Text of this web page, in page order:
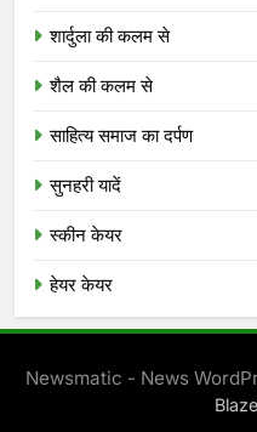
शार्दुला की कलम से
शैल की कलम से
साहित्य समाज का दर्पण
सुनहरी यादें
स्कीन केयर
हेयर केयर
Newsmatic - News